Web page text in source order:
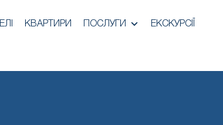
КВАРТИРИ ПОСЛУГИ ЕКСКУРСІЇ